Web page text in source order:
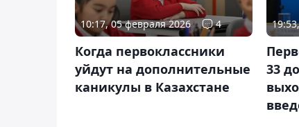
10:17, 05 февраля 2026 4
Когда первоклассники
уйдут на дополнительные
каникулы в Казахстане
33